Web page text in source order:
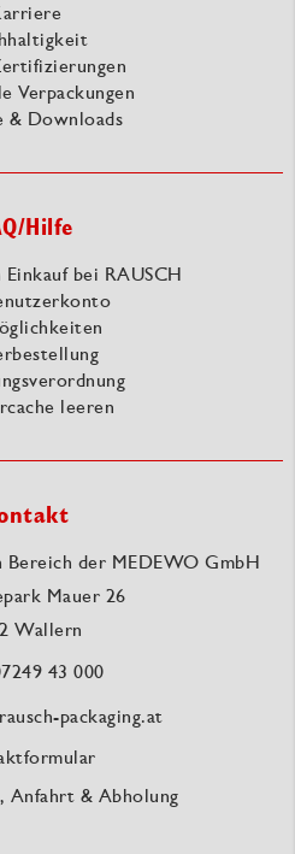
Verpackungen
& Downloads
Hilfe
bei RAUSCH
leeren
Bereich der MEDEWO GmbH
Mauer 26
Wallern
43 000
packaging.at
Anfahrt & Abholung